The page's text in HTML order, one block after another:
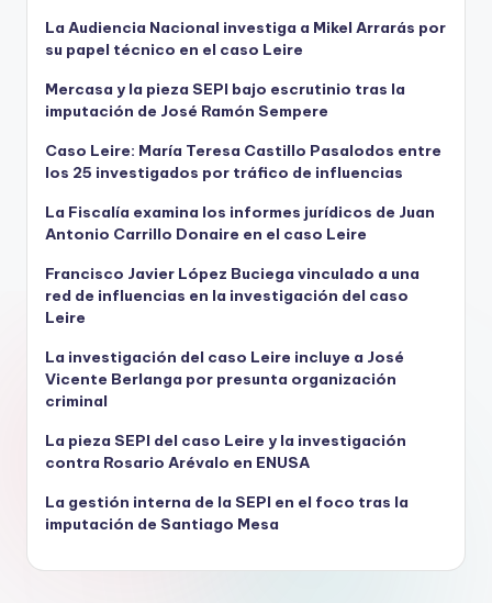
La Audiencia Nacional investiga a Mikel Arrarás por
su papel técnico en el caso Leire
Mercasa y la pieza SEPI bajo escrutinio tras la
imputación de José Ramón Sempere
Caso Leire: María Teresa Castillo Pasalodos entre
los 25 investigados por tráfico de influencias
La Fiscalía examina los informes jurídicos de Juan
Antonio Carrillo Donaire en el caso Leire
Francisco Javier López Buciega vinculado a una
red de influencias en la investigación del caso
Leire
La investigación del caso Leire incluye a José
Vicente Berlanga por presunta organización
criminal
La pieza SEPI del caso Leire y la investigación
contra Rosario Arévalo en ENUSA
La gestión interna de la SEPI en el foco tras la
imputación de Santiago Mesa